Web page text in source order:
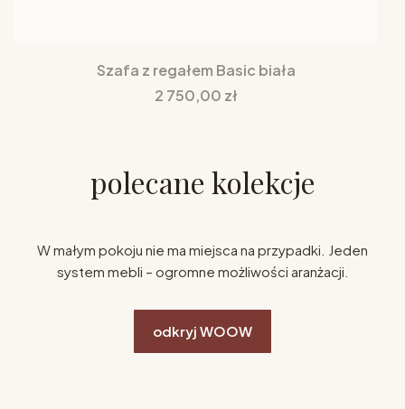
Szafa z regałem Basic biała
Cena
2 750,00 zł
polecane kolekcje
W małym pokoju nie ma miejsca na przypadki. Jeden
system mebli – ogromne możliwości aranżacji.
odkryj WOOW